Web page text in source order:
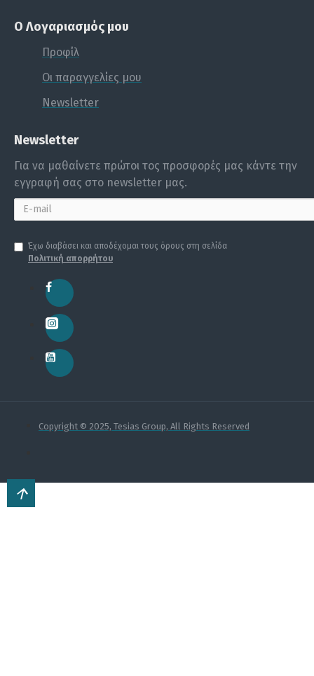
Ο Λογαριασμός μου
Προφίλ
Οι παραγγελίες μου
Newsletter
Newsletter
Για να μαθαίνετε πρώτοι τος προσφορές μας κάντε την
εγγραφή σας στο newsletter μας.
Έχω διαβάσει και αποδέχομαι τους όρους στη σελίδα
Πολιτική απορρήτου
Copyright © 2025, Tesias Group, All Rights Reserved